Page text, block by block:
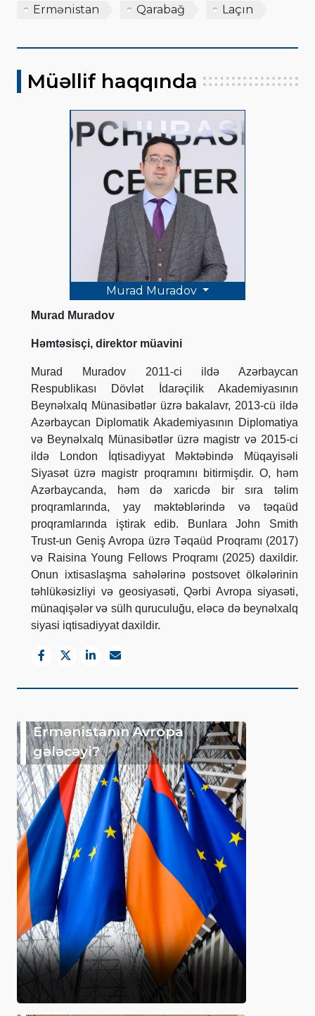
Ermənistan
Qarabağ Laçın
Müəllif haqqında
Murad Muradov
Murad Muradov
Həmtəsisçi, direktor müavini
Murad Muradov 2011-ci ildə Azərbaycan
Respublikası Dövlət İdarəçilik Akademiyasının
Beynəlxalq Münasibətlər üzrə bakalavr, 2013-cü ildə
Azərbaycan Diplomatik Akademiyasının Diplomatiya
və Beynəlxalq Münasibətlər üzrə magistr və 2015-ci
ildə London İqtisadiyyat Məktəbində Müqayisəli
Siyasət üzrə magistr proqramını bitirmişdir. O, həm
Azərbaycanda, həm də xaricdə bir sıra təlim
proqramlarında, yay məktəblərində və təqaüd
proqramlarında iştirak edib. Bunlara John Smith
Trust-un Geniş Avropa üzrə Təqaüd Proqramı (2017)
və Raisina Young Fellows Proqramı (2025) daxildir.
Onun ixtisaslaşma sahələrinə postsovet ölkələrinin
təhlükəsizliyi və geosiyasəti, Qərbi Avropa siyasəti,
münaqişələr və sülh quruculuğu, eləcə də beynəlxalq
siyasi iqtisadiyyat daxildir.
Ermənistanın Avropa
gələcəyi?